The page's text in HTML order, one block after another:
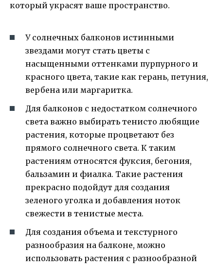
который украсят ваше пространство.
У солнечных балконов истинными
звездами могут стать цветы с
насыщенными оттенками пурпурного и
красного цвета, такие как герань, петуния,
вербена или маргаритка.
Для балконов с недостатком солнечного
света важно выбирать тенисто любящие
растения, которые процветают без
прямого солнечного света. К таким
растениям относятся фуксия, бегония,
бальзамин и фиалка. Такие растения
прекрасно подойдут для создания
зеленого уголка и добавления ноток
свежести в тенистые места.
Для создания объема и текстурного
разнообразия на балконе, можно
использовать растения с разнообразной